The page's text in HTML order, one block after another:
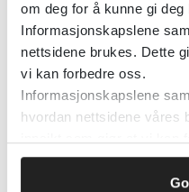
om deg for å kunne gi
Informasjonskapslene
nettsidene brukes. Dette
vi kan forbedre oss.
Informasjonskapslene
hvordan nettsidene våres
Maligne